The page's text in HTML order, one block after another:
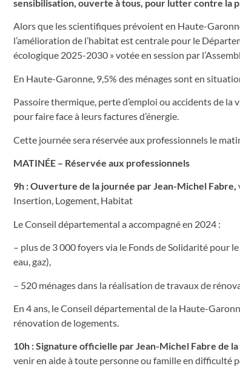
sensibilisation, ouverte à tous, pour lutter contre la
Alors que les scientifiques prévoient en Haute-
l’amélioration de l’habitat est centrale pour le
écologique 2025-2030 » votée en session par
En Haute-Garonne, 9,5% des ménages sont en
Passoire thermique, perte d’emploi ou accidents de
pour faire face à leurs factures d’énergie.
Cette journée sera réservée aux professionnels le
MATINÉE – Réservée aux professionnels
9h : Ouverture de la journée par Jean-Michel Fabre,
Insertion, Logement, Habitat
Le Conseil départemental a accompagné en 2024 :
– plus de 3 000 foyers via le Fonds de Solidarité pour
eau, gaz),
– 520 ménages dans la réalisation de travaux de
En 4 ans, le Conseil départemental de la Haute-
rénovation de logements.
10h : Signature officielle par Jean-Michel Fabre de
venir en aide à toute personne ou famille en difficulté